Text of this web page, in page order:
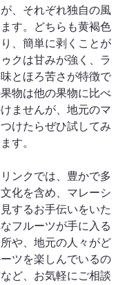
、それぞれ独自の風
す。どちらも黄褐色
、簡単に剥くことが
クは甘みが強く、ラ
とほろ苦さが特徴で
物は他の果物に比べ
ませんが、地元のマ
けたらぜひ試してみ
す。
ンクでは、豊かで多
化を含め、マレーシ
するお手伝いをいた
フルーツが手に入る
や、地元の人々がど
ツを楽しんでいるの
ど、お気軽にご相談